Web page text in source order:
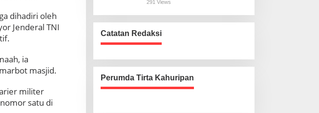
dihadiri oleh
Jenderal TNI
ia
masjid.
militer
satu di
291 Views
Catatan Redaksi
Perumda Tirta Kahuripan